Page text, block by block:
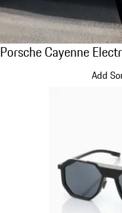
Porsche Cayenne
Porsche Cayenne
Add